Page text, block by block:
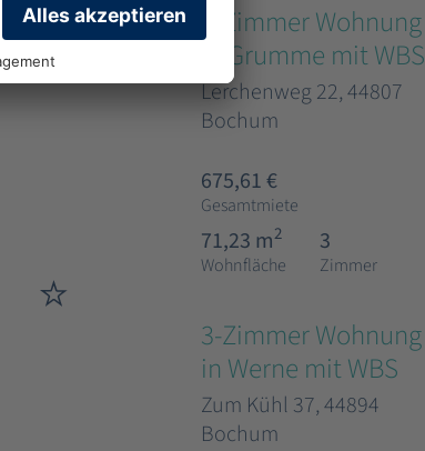
3-Zimmer Wohnung
in Grumme mit WBS
Lerchenweg 22, 44807
Bochum
675,61 €
Gesamtmiete
71,23 m2
Wohnfläche
3
Zimmer
3-Zimmer Wohnung
in Werne mit WBS
Zum Kühl 37, 44894
Bochum